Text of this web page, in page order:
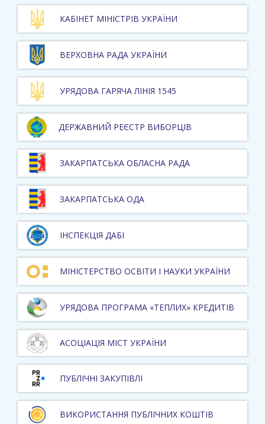
КАБІНЕТ МІНІСТРІВ УКРАЇНИ
ВЕРХОВНА РАДА УКРАЇНИ
УРЯДОВА ГАРЯЧА ЛІНІЯ 1545
ДЕРЖАВНИЙ РЕЄСТР ВИБОРЦІВ
ЗАКАРПАТСЬКА ОБЛАСНА РАДА
ЗАКАРПАТСЬКА ОДА
ІНСПЕКЦІЯ ДАБІ
МІНІСТЕРСТВО ОСВІТИ І НАУКИ УКРАЇНИ
УРЯДОВА ПРОГРАМА «ТЕПЛИХ» КРЕДИТІВ
АСОЦІАЦІЯ МІСТ УКРАЇНИ
ПУБЛІЧНІ ЗАКУПІВЛІ
ВИКОРИСТАННЯ ПУБЛІЧНИХ КОШТІВ